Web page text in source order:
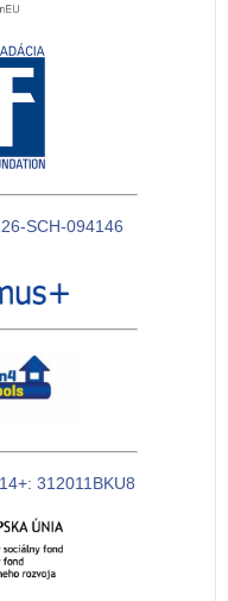
SCH-094146
312011BKU8